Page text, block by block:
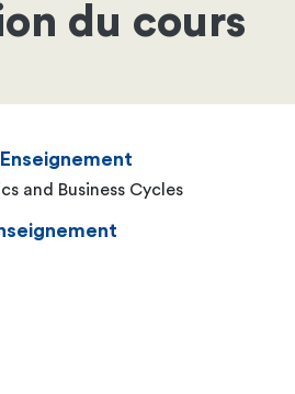
du cours
and Business Cycles